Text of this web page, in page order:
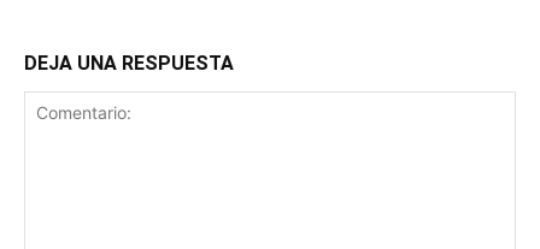
DEJA UNA RESPUESTA